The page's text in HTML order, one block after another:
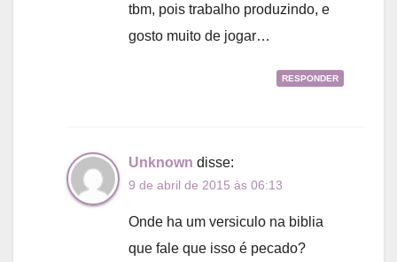
tbm, pois trabalho produzindo, e
gosto muito de jogar…
RESPONDER
Unknown disse:
9 de abril de 2015 às 06:13
Onde ha um versiculo na biblia
que fale que isso é pecado?